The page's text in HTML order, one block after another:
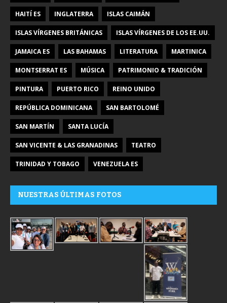
HAITÍ ES INGLATERRA ISLAS CAIMÁN
ISLAS VÍRGENES BRITÁNICAS ISLAS VÍRGENES DE LOS EE.UU.
JAMAICA ES LAS BAHAMAS LITERATURA MARTINICA
MONTSERRAT ES MÚSICA PATRIMONIO & TRADICIÓN
PINTURA PUERTO RICO REINO UNIDO
REPÚBLICA DOMINICANA SAN BARTOLOMÉ
SAN MARTÍN SANTA LUCÍA
SAN VICENTE & LAS GRANADINAS TEATRO
TRINIDAD Y TOBAGO VENEZUELA ES
NUESTRAS ÚLTIMAS FOTOS